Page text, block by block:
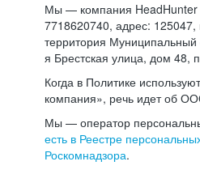
Мы — компания
7718620740, адрес: 125047,
территория Муниципальный
я Брестская улица, дом 48,
Когда в Политике
компания», речь идет об
Мы — оператор
есть в Реестре
Роскомнадзора.